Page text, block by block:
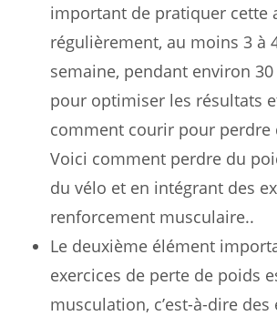
important de pratiquer cette
régulièrement, au moins 3 à
semaine, pendant environ
pour optimiser les résultats
comment courir pour perdre
Voici comment perdre du
du vélo et en intégrant des
renforcement musculaire..
Le deuxième élément
exercices de perte de poids
musculation, c’est-à-dire des